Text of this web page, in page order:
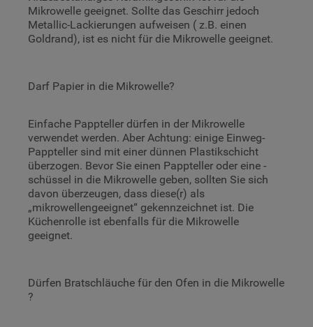
Mikrowelle geeignet. Sollte das Geschirr jedoch
Metallic-Lackierungen aufweisen ( z.B. einen
Goldrand), ist es nicht für die Mikrowelle geeignet.
Darf Papier in die Mikrowelle?
Einfache Pappteller dürfen in der Mikrowelle
verwendet werden. Aber Achtung: einige Einweg-
Pappteller sind mit einer dünnen Plastikschicht
überzogen. Bevor Sie einen Pappteller oder eine -
schüssel in die Mikrowelle geben, sollten Sie sich
davon überzeugen, dass diese(r) als
„mikrowellengeeignet“ gekennzeichnet ist. Die
Küchenrolle ist ebenfalls für die Mikrowelle
geeignet.
Dürfen Bratschläuche für den Ofen in die Mikrowelle
?